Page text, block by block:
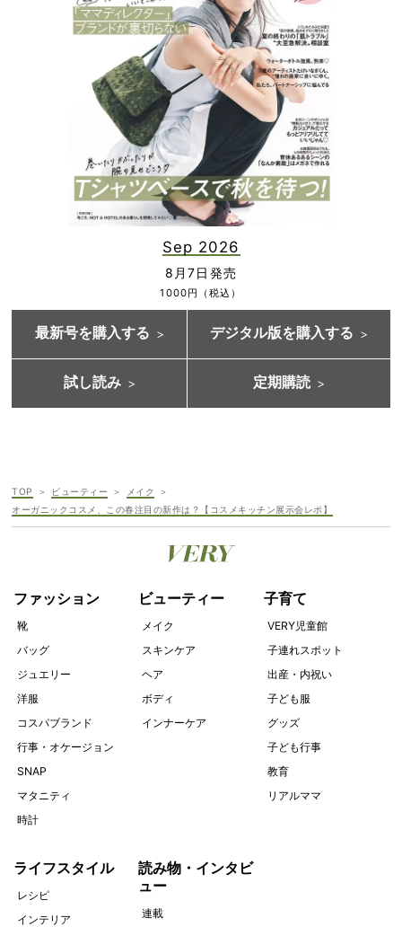
Sep 2026
8月7日発売
1000円（税込）
最新号を購入する デジタル版を購入する
試し読み 定期購読
TOP ビューティー
メイク
オーガニックコスメ、この春注目の新作は？【コスメキッチン展示会レポ】
ファッション
靴
バッグ
ジュエリー
洋服
コスパブランド
行事・オケージョン
SNAP
マタニティ
時計
ビューティー
メイク
スキンケア
ヘア
ボディ
インナーケア
子育て
VERY児童館
子連れスポット
出産・内祝い
子ども服
グッズ
子ども行事
教育
リアルママ
ライフスタイル
レシピ
インテリア
読み物・インタビ
ュー
連載